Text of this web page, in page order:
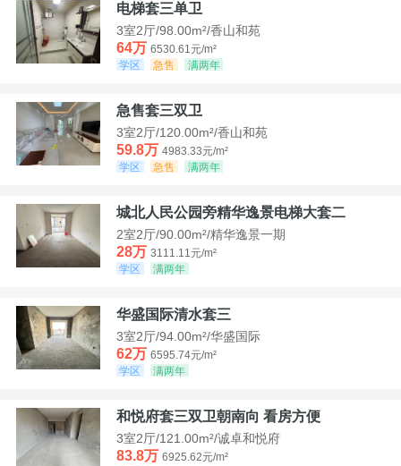
电梯套三单卫
3室2厅/98.00m²/香山和苑
64万 6530.61元/m²
学区
急售 满两年
急售套三双卫
3室2厅/120.00m²/香山和苑
59.8万 4983.33元/m²
学区
急售 满两年
城北人民公园旁精华逸景电梯大套二
2室2厅/90.00m²/精华逸景一期
28万 3111.11元/m²
学区
满两年
华盛国际清水套三
3室2厅/94.00m²/华盛国际
62万 6595.74元/m²
学区
满两年
和悦府套三双卫朝南向 看房方便
3室2厅/121.00m²/诚卓和悦府
83.8万 6925.62元/m²